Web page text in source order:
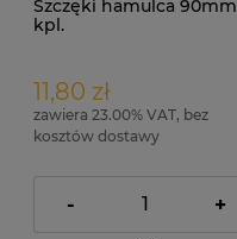
Szczęki hamulca 90mm
kpl.
11,80 zł
zawiera 23.00% VAT, bez
kosztów dostawy
- +